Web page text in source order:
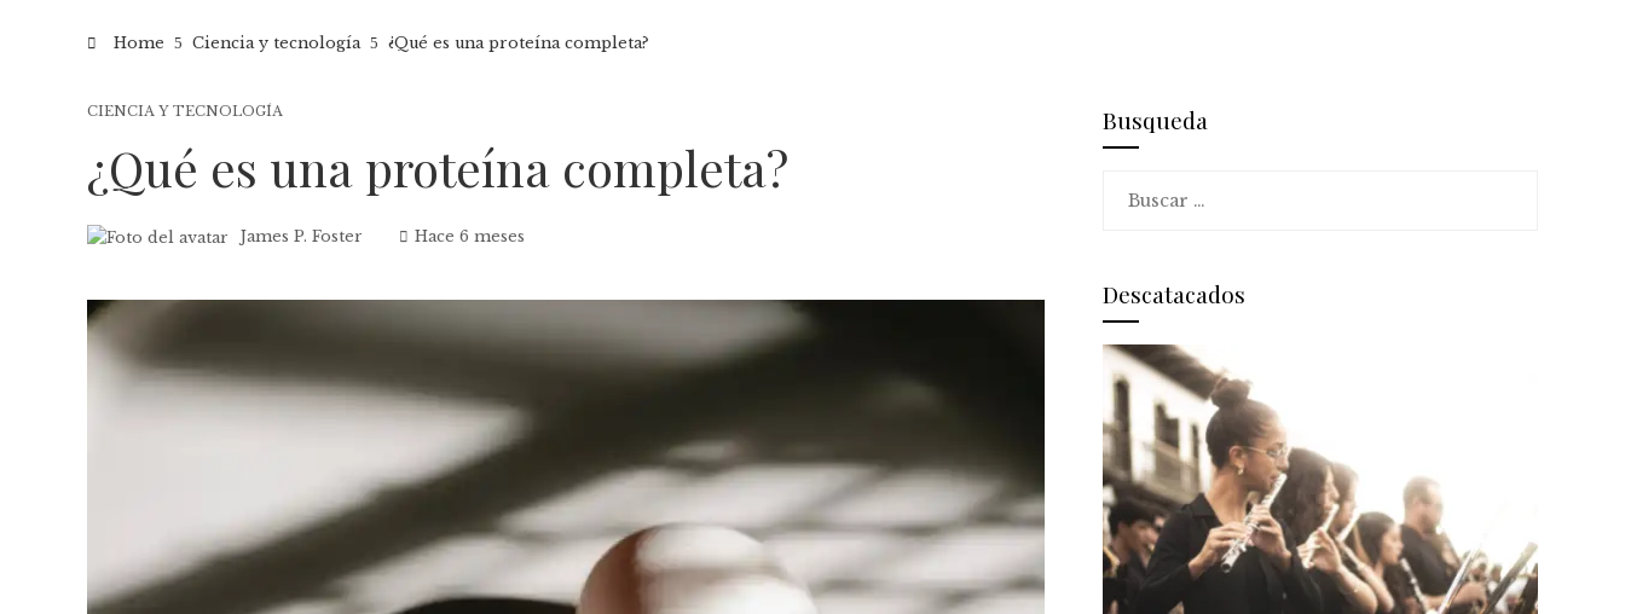
Home Ciencia y tecnología ¿Qué es una proteína completa?
CIENCIA Y TECNOLOGÍA
¿Qué es una proteína completa?
James P. Foster Hace 6 meses
Busqueda
Descatacados